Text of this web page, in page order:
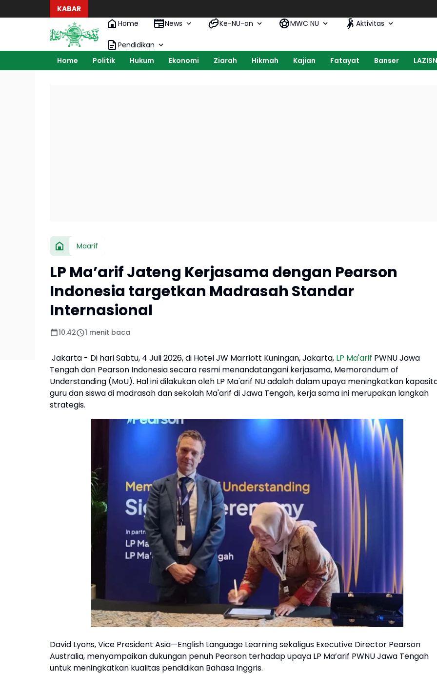
KABAR
Home
News Ke-NU-an MWC NU Aktivitas
Pendidikan
Home
Politik Hukum Ekonomi Ziarah Hikmah Kajian Fatayat Banser
Maarif
LP Ma’arif Jateng Kerjasama dengan Pearson
Indonesia targetkan Madrasah Standar
Internasional
10.42 1 menit baca
Jakarta - Di hari Sabtu, 4 Juli 2026, di Hotel JW Marriott Kuningan, Jakarta, LP Ma'arif PWNU Jawa
Tengah dan Pearson Indonesia secara resmi menandatangani kerjasama, Memorandum of
Understanding (MoU). Hal ini dilakukan oleh LP Ma'arif NU adalah dalam upaya meningkatkan
guru dan siswa di madrasah dan sekolah Ma'arif di Jawa Tengah, kerja sama ini merupakan langkah
strategis.
David Lyons, Vice President Asia—English Language Learning sekaligus Executive Director Pearson
Australia, menyampaikan dukungan penuh Pearson terhadap upaya LP Ma’arif PWNU Jawa Tengah
untuk meningkatkan kualitas pendidikan Bahasa Inggris.